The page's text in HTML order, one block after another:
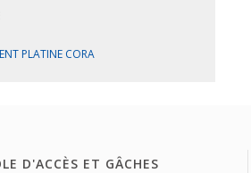
PLATINE CORA
D'ACCÈS ET GÂCHES